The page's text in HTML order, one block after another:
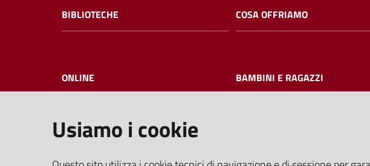
BIBLIOTECHE COSA OFFRIAMO
ONLINE BAMBINI E RAGAZZI
I NOSTRI EVENTI
Usiamo i cookie